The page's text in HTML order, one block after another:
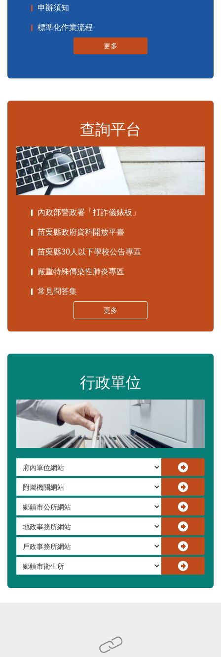
申辦須知
標準化作業流程
更多
查詢平台
內政部警政署「打詐儀錶板」
苗栗縣政府資料開放平臺
苗栗縣30人以下學校公告專區
嚴重特殊傳染性肺炎專區
常見問答集
更多
行政單位